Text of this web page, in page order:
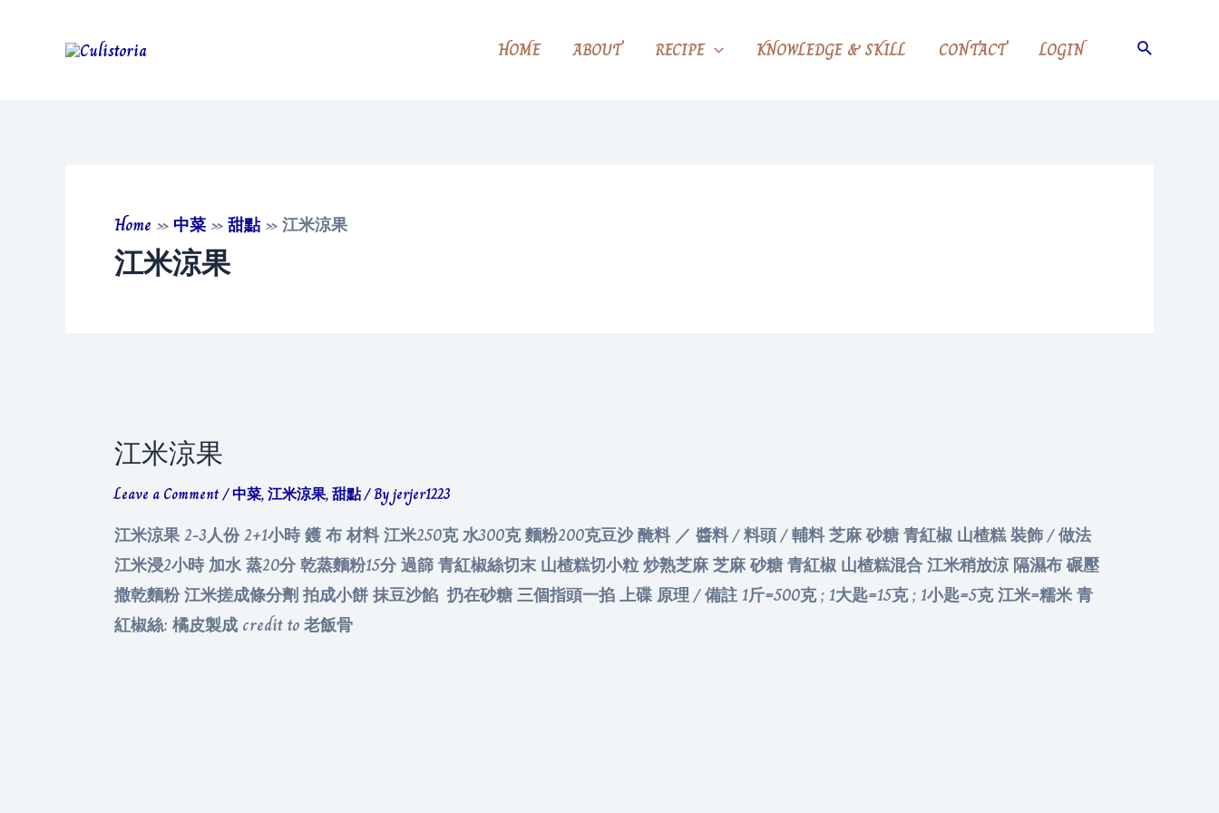
HOME ABOUT RECIPE KNOWLEDGE & SKILL CONTACT LOGIN Search
Home » 中菜 »甜點»江米涼果
江米涼果
江米涼果
Leave a Comment/中菜,江米涼果,甜點/ Byjerjer1223
江米涼果 2-3人份 2+1小時 鑊 布 材料 江米250克 水300克 麵粉200克豆沙 醃料 ／ 醬料 / 料頭 / 輔料 芝麻 砂糖 青紅椒 山楂糕 裝飾 / 做法
江米浸2小時 加水 蒸20分 乾蒸麵粉15分 過篩 青紅椒絲切末 山楂糕切小粒 炒熟芝麻 芝麻 砂糖 青紅椒 山楂糕混合 江米稍放涼 隔濕布 碾壓
撒乾麵粉 江米搓成條分劑 拍成小餅 抹豆沙餡 扔在砂糖 三個指頭一掐 上碟 原理 / 備註 1斤=500克 ; 1大匙=15克 ; 1小匙=5克 江米=糯米 青
紅椒絲: 橘皮製成 credit to 老飯骨